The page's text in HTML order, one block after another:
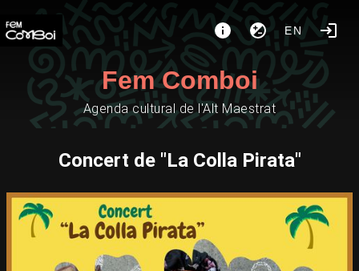
EN
Fem Comboi
Agenda cultural de l'Alt Maestrat
Concert de "La Colla Pirata"